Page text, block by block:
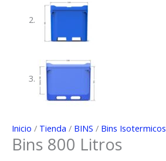
Inicio / Tienda / BINS / Bins Isotermicos
Bins 800 Litros